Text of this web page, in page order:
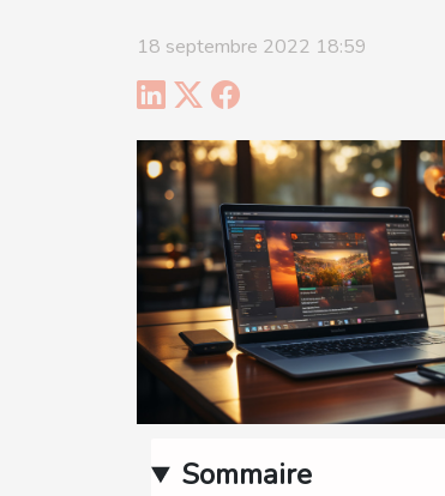
18 septembre 2022 18:59
Sommaire